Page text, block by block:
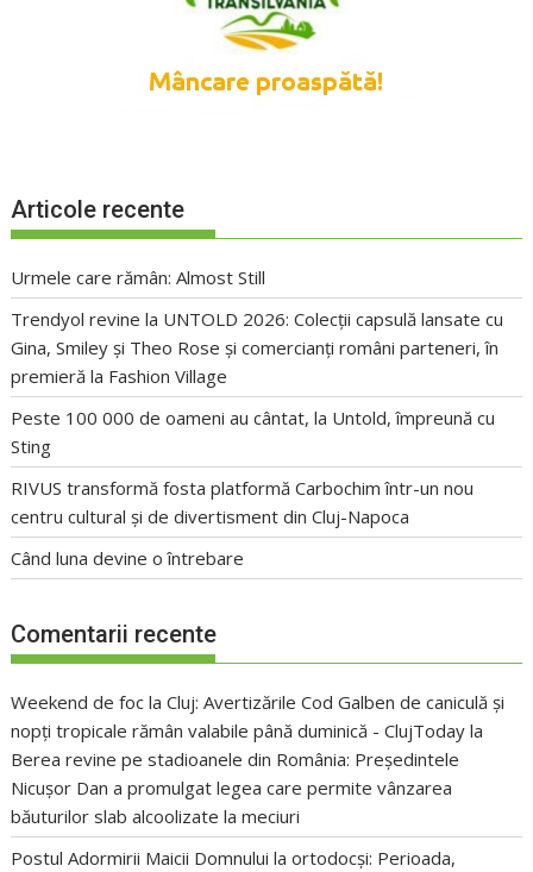
Articole recente
Urmele care rămân: Almost Still
Trendyol revine la UNTOLD 2026: Colecții capsulă lansate cu
Gina, Smiley și Theo Rose și comercianți români parteneri, în
premieră la Fashion Village
Peste 100 000 de oameni au cântat, la Untold, împreună cu
Sting
RIVUS transformă fosta platformă Carbochim într-un nou
centru cultural și de divertisment din Cluj-Napoca
Când luna devine o întrebare
Comentarii recente
Weekend de foc la Cluj: Avertizările Cod Galben de caniculă și
nopți tropicale rămân valabile până duminică - ClujToday la
Berea revine pe stadioanele din România: Președintele
Nicușor Dan a promulgat legea care permite vânzarea
băuturilor slab alcoolizate la meciuri
Postul Adormirii Maicii Domnului la ortodocși: Perioada,